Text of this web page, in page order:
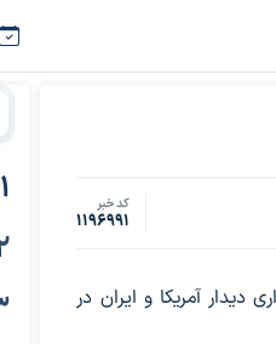
کد خبر
1196991
دیدار آمریکا و ایران در